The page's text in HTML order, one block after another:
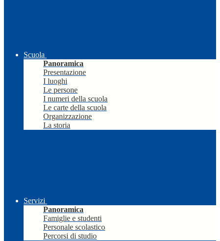
Scuola
Panoramica
Presentazione
I luoghi
Le persone
I numeri della scuola
Le carte della scuola
Organizzazione
La storia
Servizi
Panoramica
Famiglie e studenti
Personale scolastico
Percorsi di studio